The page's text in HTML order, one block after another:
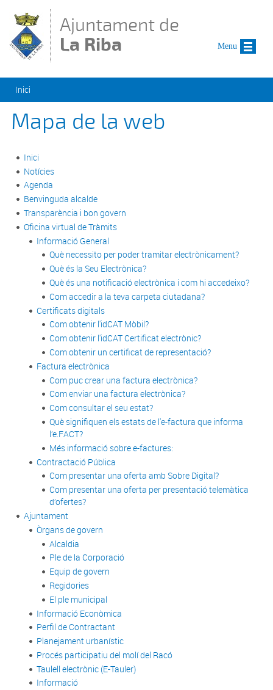
Ajuntament de
La Riba
Esteu aquí
Inici
Mapa de la web
Inici
Notícies
Agenda
Benvinguda alcalde
Transparència i bon govern
Oficina virtual de Tràmits
Informació General
Què necessito per poder tramitar electrònicament?
Què és la Seu Electrònica?
Què és una notificació electrònica i com hi accedeixo?
Com accedir a la teva carpeta ciutadana?
Certificats digitals
Com obtenir l'idCAT Mòbil?
Com obtenir l'idCAT Certificat electrònic?
Com obtenir un certificat de representació?
Factura electrònica
Com puc crear una factura electrònica?
Com enviar una factura electrònica?
Com consultar el seu estat?
Què signifiquen els estats de l'e-factura que informa
l’e.FACT?
Més informació sobre e-factures:
Contractació Pública
Com presentar una oferta amb Sobre Digital?
Com presentar una oferta per presentació telemàtica
d’ofertes?
Ajuntament
Òrgans de govern
Alcaldia
Ple de la Corporació
Equip de govern
Regidories
El ple municipal
Informació Econòmica
Perfil de Contractant
Planejament urbanístic
Procés participatiu del molí del Racó
Taulell electrònic (E-Tauler)
Informació
Menu